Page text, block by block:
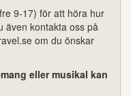
9-17) för att höra hur
även kontakta oss på
om du önskar
eller musikal kan